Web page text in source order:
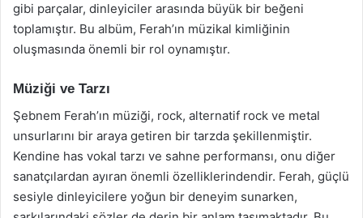
gibi parçalar, dinleyiciler arasında büyük bir beğeni
toplamıştır. Bu albüm, Ferah’ın müzikal kimliğinin
oluşmasında önemli bir rol oynamıştır.
Müziği ve Tarzı
Şebnem Ferah’ın müziği, rock, alternatif rock ve metal
unsurlarını bir araya getiren bir tarzda şekillenmiştir.
Kendine has vokal tarzı ve sahne performansı, onu diğer
sanatçılardan ayıran önemli özelliklerindendir. Ferah, güçlü
sesiyle dinleyicilere yoğun bir deneyim sunarken,